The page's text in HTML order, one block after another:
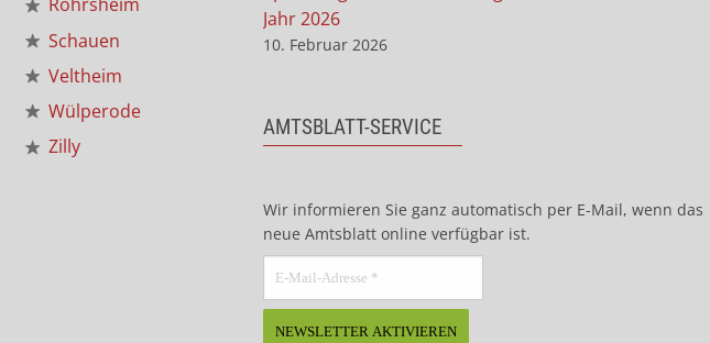
Rohrsheim
Schauen
Veltheim
Wülperode
Zilly
Jahr 2026
10. Februar 2026
AMTSBLATT-SERVICE
Wir informieren Sie ganz automatisch per E-Mail, wenn das
neue Amtsblatt online verfügbar ist.